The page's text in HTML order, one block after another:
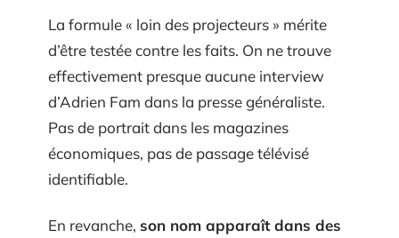
La formule « loin des projecteurs » mérite
d’être testée contre les faits. On ne trouve
effectivement presque aucune interview
d’Adrien Fam dans la presse généraliste.
Pas de portrait dans les magazines
économiques, pas de passage télévisé
identifiable.
En revanche, son nom apparaît dans des